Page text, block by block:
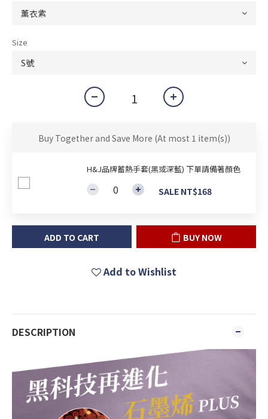
Size
Buy Together and Save More (At most 1 item(s))
H&J品牌蓄熱手套(黑或深藍) 下單請備著顏色
SALE NT$168
ADD TO CART BUY NOW
Add to Wishlist
DESCRIPTION